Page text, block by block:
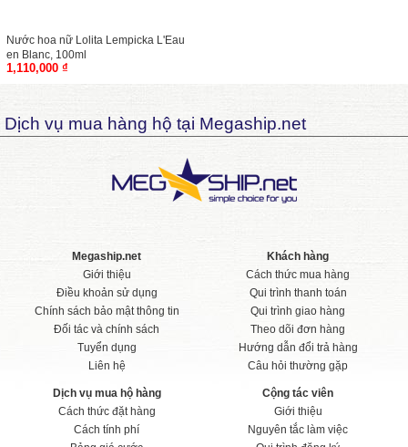
Nước hoa nữ Lolita Lempicka L'Eau
en Blanc, 100ml
1,110,000 ₫
Dịch vụ mua hàng hộ tại Megaship.net
Megaship.net
Giới thiệu
Điều khoản sử dụng
Chính sách bảo mật thông tin
Đối tác và chính sách
Tuyển dụng
Liên hệ
Khách hàng
Cách thức mua hàng
Qui trình thanh toán
Qui trình giao hàng
Theo dõi đơn hàng
Hướng dẫn đổi trả hàng
Câu hỏi thường gặp
Dịch vụ mua hộ hàng
Cách thức đặt hàng
Cách tính phí
Cộng tác viên
Giới thiệu
Nguyên tắc làm việc